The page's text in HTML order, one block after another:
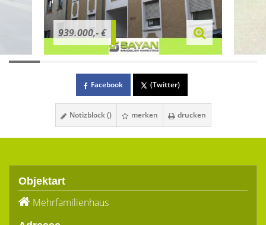
939.000,- €
Facebook (Twitter)
Notizblock () merken drucken
Objektart
Mehrfamilienhaus